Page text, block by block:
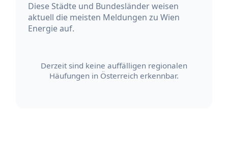
Diese Städte und Bundesländer weisen
aktuell die meisten Meldungen zu Wien
Energie auf.
Derzeit sind keine auffälligen regionalen
Häufungen in Österreich erkennbar.